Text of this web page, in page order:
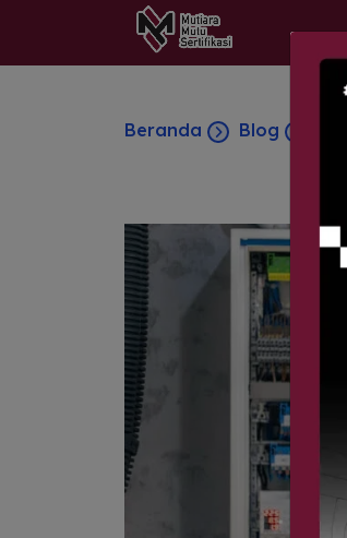
Beranda Blog